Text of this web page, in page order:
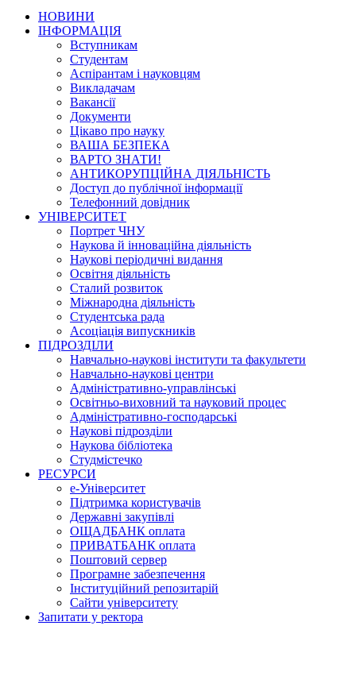
НОВИНИ
ІНФОРМАЦІЯ
Вступникам
Студентам
Аспірантам і науковцям
Викладачам
Вакансії
Документи
Цікаво про науку
ВАША БЕЗПЕКА
ВАРТО ЗНАТИ!
АНТИКОРУПЦІЙНА ДІЯЛЬНІСТЬ
Доступ до публічної інформації
Телефонний довідник
УНІВЕРСИТЕТ
Портрет ЧНУ
Наукова й інноваційна діяльність
Наукові періодичні видання
Освітня діяльність
Сталий розвиток
Міжнародна діяльність
Студентська рада
Асоціація випускників
ПІДРОЗДІЛИ
Навчально-наукові інститути та факультети
Навчально-наукові центри
Адміністративно-управлінські
Освітньо-виховний та науковий процес
Адміністративно-господарські
Наукові підрозділи
Наукова бібліотека
Студмістечко
РЕСУРСИ
е-Університет
Підтримка користувачів
Державні закупівлі
ОЩАДБАНК оплата
ПРИВАТБАНК оплата
Поштовий сервер
Програмне забезпечення
Інституційний репозитарій
Сайти університету
Запитати у ректора